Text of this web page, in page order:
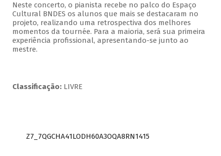
Neste concerto, o pianista recebe no palco do Espaço
Cultural BNDES os alunos que mais se destacaram no
projeto, realizando uma retrospectiva dos melhores
momentos da tournée. Para a maioria, será sua primeira
experiência profissional, apresentando-se junto ao
mestre.
Classificação:LIVRE
Z7_7QGCHA41LODH60A3OQA8RN1415